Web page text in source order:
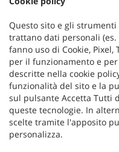
Via Venezia, 94 - Loc. Capriccio
Registro delle imprese:PD
Capitale sociale: €10000 i.v.
Questo sito e gli
trattano dati personali
fanno uso di Cookie,
per il funzionamento e
descritte nella cookie
funzionalità del sito e la
sul pulsante Accetta Tutti
queste tecnologie. In
scelte tramite l'apposito
personalizza.